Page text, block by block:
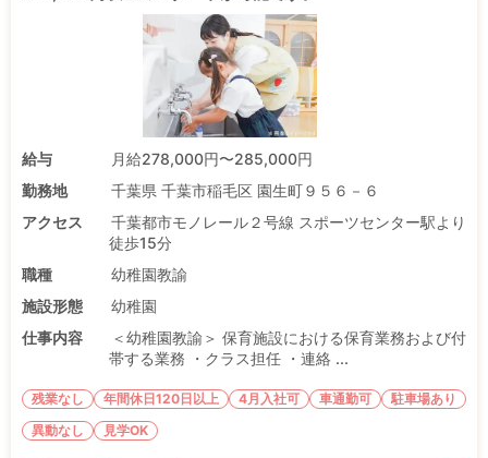
給与
月給278,000円〜285,000円
勤務地
千葉県 千葉市稲毛区 園生町９５６－６
アクセス
千葉都市モノレール２号線 スポーツセンター駅より
徒歩15分
職種
幼稚園教諭
施設形態
幼稚園
仕事内容
＜幼稚園教諭＞ 保育施設における保育業務および付
帯する業務 ・クラス担任 ・連絡 ...
残業なし 年間休日120日以上 4月入社可 車通勤可
駐車場あり
異動なし
見学OK